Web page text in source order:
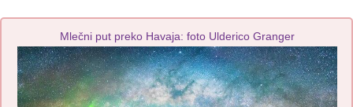
Mlečni put preko Havaja: foto Ulderico Granger